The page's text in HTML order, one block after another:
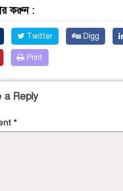
করুন :
Twitter Digg
Print
a Reply
*